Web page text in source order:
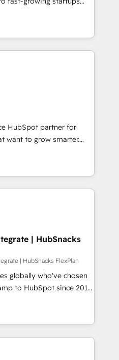
of the Year 🏆2016
Impact Award 🏆2015
Award 🏆2014 HubSpot
HubSpot Marketplace
operations, scale
potential of HubSpot.
expertise, we fuse
AI innovation to deliver
• Onboarding for
Content Hubs • AI voice
automation, and smart
integration •
enablement • Website
• ERP integration: SAP,
platform •
on HubSpot • Custom
more Experience
to see how AI + HubSpot
HubSpot partner for
want to grow smarter.
to training, from
to lead generation and
all (and with great
custom modules,
content and
With our bright
can-do mentality, we
basis. So tell us
Driving digital
| HubSnacks
| HubSnacks FlexPlan
globally who've chosen
to HubSpot since 2014
that accelerate value...
or Check-fixing existing
3️⃣ Integrate |